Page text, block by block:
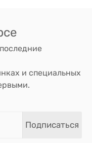
и специальных
Подписаться